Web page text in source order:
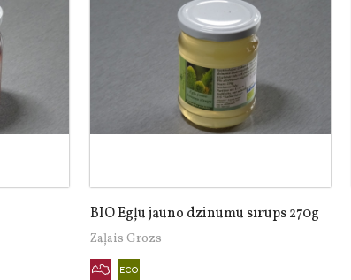
BIO Egļu jauno dzinumu sīrups 270g
Zaļais Grozs